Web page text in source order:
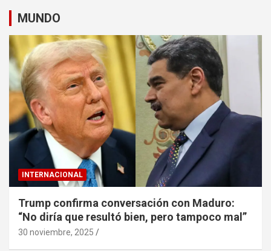
MUNDO
INTERNACIONAL
Trump confirma conversación con Maduro:
“No diría que resultó bien, pero tampoco mal”
30 noviembre, 2025